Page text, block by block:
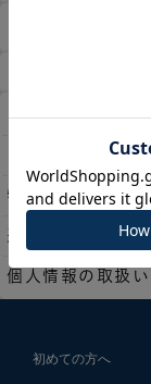
ログイン
メルマガ申込/停
特定商取引法に基
送料とお支払い
個人情報の取扱
初めての方へ